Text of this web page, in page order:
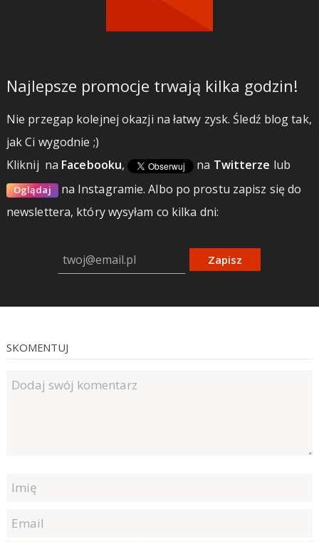
Najlepsze promocje trwają kilka godzin!
Nie przegap kolejnej okazji na łatwy zysk. Śledź blog tak,
jak Ci wygodnie ;)
Kliknij na Facebooku, na Twitterze lub
Oglądaj na Instagramie.Albo po prostu zapisz się do
newslettera, który wysyłam co kilka dni:
Zapisz
SKOMENTUJ